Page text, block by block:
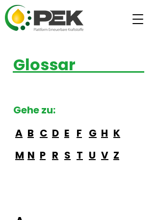
Glossar
Gehe zu:
A
M
B C D E F G H K
N P R S T U V Z